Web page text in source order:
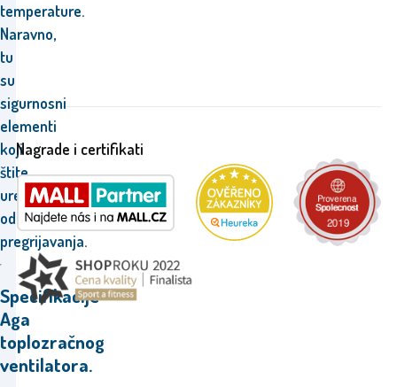
temperature.
Naravno,
tu
su
sigurnosni
elementi
koji
štite
uređaj
od
pregrijavanja.
Specifikacije
Aga
toplozračnog
ventilatora.
Nagrade i certifikati